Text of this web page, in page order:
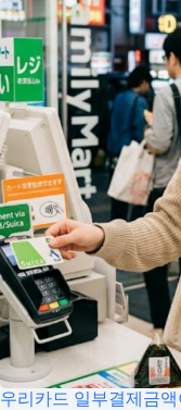
우리카드 일부결제금